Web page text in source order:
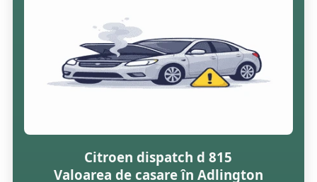
Citroen dispatch d 815
Valoarea de casare în Adlington